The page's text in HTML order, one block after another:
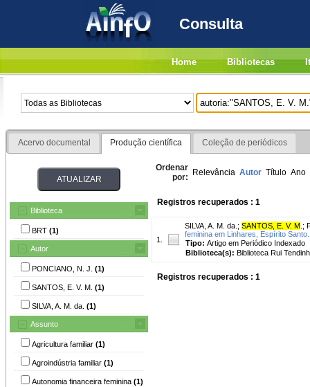
Consulta
Home Bibliotecas
Acervo documental Produção científica Coleção de periódicos
Biblioteca
BRT (1)
Autor
PONCIANO, N. J. (1)
SANTOS, E. V. M. (1)
SILVA, A. M. da. (1)
Assunto
Agricultura familiar (1)
Agroindústria familiar (1)
Autonomia financeira feminina (1)
Ordenar
por: Relevância Autor Título Ano
Registros recuperados : 1
1.
SILVA, A. M. da. ; SANTOS, E. V. M ;
feminina em Linhares, Espírito Santo.
Tipo: Artigo em Periódico Indexado
Biblioteca(s): Biblioteca Rui
Registros recuperados : 1